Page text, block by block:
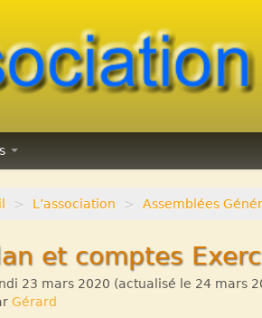
> L’association > Assemblées
et comptes
23 mars 2020 (actualisé le 24 mars
Gérard